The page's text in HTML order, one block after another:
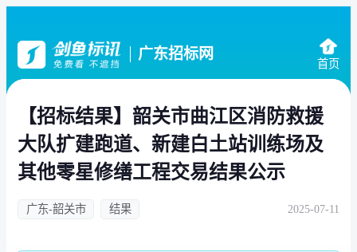
广东招标网
首页
【招标结果】韶关市曲江区消防救援
大队扩建跑道、新建白土站训练场及
其他零星修缮工程交易结果公示
广东-韶关市 结果 2025-07-11